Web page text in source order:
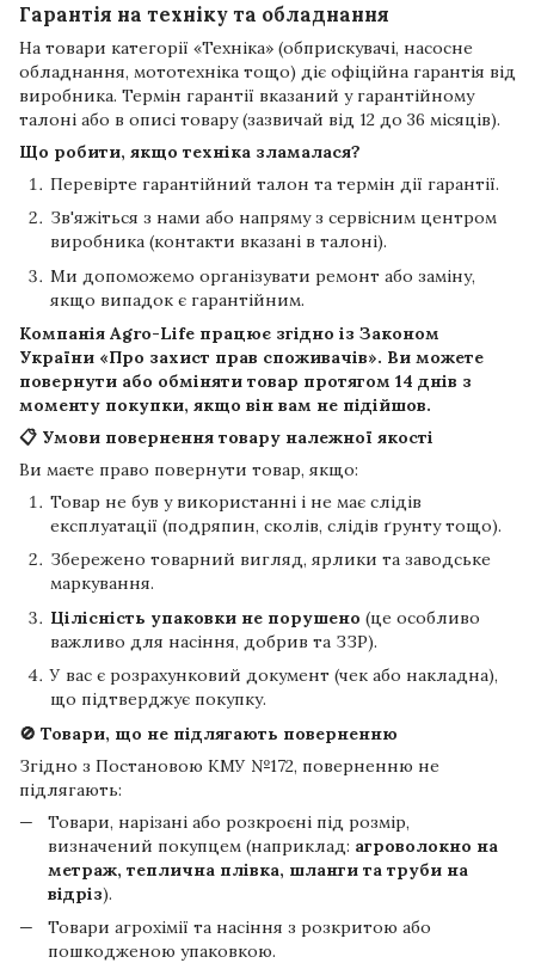
Гарантія на техніку та обладнання
На товари категорії «Техніка» (обприскувачі, насосне
обладнання, мототехніка тощо) діє офіційна гарантія від
виробника. Термін гарантії вказаний у гарантійному
талоні або в описі товару (зазвичай від 12 до 36 місяців).
Що робити, якщо техніка зламалася?
Перевірте гарантійний талон та термін дії гарантії.
Зв'яжіться з нами або напряму з сервісним центром
виробника (контакти вказані в талоні).
Ми допоможемо організувати ремонт або заміну,
якщо випадок є гарантійним.
Компанія Agro-Life працює згідно із Законом
України «Про захист прав споживачів». Ви можете
повернути або обміняти товар протягом 14 днів з
моменту покупки, якщо він вам не підійшов.
📋 Умови повернення товару належної якості
Ви маєте право повернути товар, якщо:
Товар не був у використанні і не має слідів
експлуатації (подряпин, сколів, слідів ґрунту тощо).
Збережено товарний вигляд, ярлики та заводське
маркування.
Цілісність упаковки не порушено (це особливо
важливо для насіння, добрив та ЗЗР).
У вас є розрахунковий документ (чек або накладна),
що підтверджує покупку.
🚫 Товари, що не підлягають поверненню
Згідно з Постановою КМУ №172, поверненню не
підлягають:
Товари, нарізані або розкроєні під розмір,
визначений покупцем (наприклад: агроволокно на
метраж, теплична плівка, шланги та труби на
відріз).
Товари агрохімії та насіння з розкритою або
пошкодженою упаковкою.